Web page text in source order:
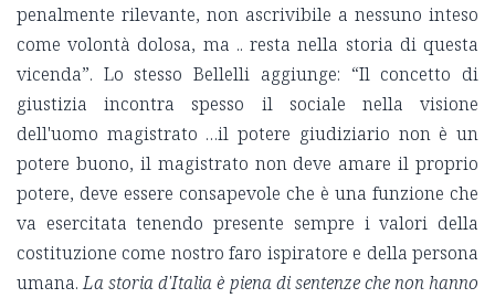
penalmente rilevante, non ascrivibile a nessuno inteso
come volontà dolosa, ma .. resta nella storia di questa
vicenda”. Lo stesso Bellelli aggiunge: “Il concetto di
giustizia incontra spesso il sociale nella visione
dell'uomo magistrato …il potere giudiziario non è un
potere buono, il magistrato non deve amare il proprio
potere, deve essere consapevole che è una funzione che
va esercitata tenendo presente sempre i valori della
costituzione come nostro faro ispiratore e della persona
umana.La storia d'Italia è piena di sentenze che non hanno